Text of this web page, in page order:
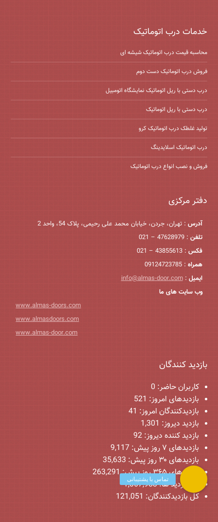
خدمات درب اتوماتیک
محاسبه قیمت درب اتوماتیک شیشه ‌ای
فروش درب اتوماتیک دست دوم
درب دستی با ریل اتوماتیک نمایشگاه اتومبیل
درب دستی با ریل اتوماتیک
تولید غلطک درب اتوماتیک کرو
درب اتوماتیک اسلایدینگ
فروش و نصب انواع درب اتوماتیک
دفتر مرکزی
آدرس : تهران، جردن، خیابان محمد علی رحیمی، پلاک 54، واحد 2
تلفن : 47628979 – 021
فکس : 43855613 – 021
همراه : 09124723785
ایمیل :
info@almas-door.com
وب سایت های ما
www.almas-doors.com
www.almasdoors.com
www.almas-door.com
بازدید کنندگان
کاربران حاضر: 0
بازدیدهای امروز: 521
بازدیدکنندگان امروز: 41
بازدید دیروز: 1,301
بازدید کننده دیروز:92
بازدیدهای ۷ روز پیش:
9,117
بازدیدهای ۳۰ روز پیش:
35,633
بازدیدهای ۳۶۵ روز پیش:
263,291
کل بازدید ها:1,067,983
کل بازدیدکنند‌گان: 121,051